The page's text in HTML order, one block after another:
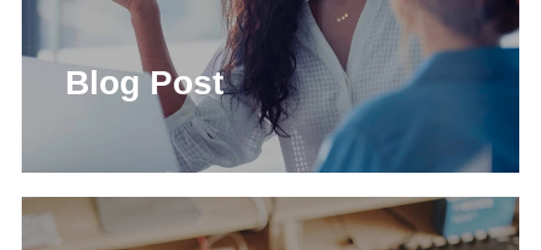
Blog Post